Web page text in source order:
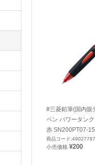
#三菱鉛筆(国内販
ペン パワータン
赤 SN200PT07-15
商品コード
小売価格 ¥200